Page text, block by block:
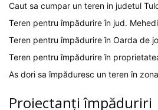
Caut sa cumpar un teren in judetul
Teren pentru împădurire în jud.
Teren pentru împădurire în Oarda de
Teren pentru împădurire în
As dori sa împăduresc un teren în
Proiectanți împăduriri